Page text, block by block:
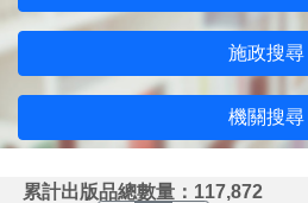
施政搜尋
機關搜尋
累計出版品總數量：117,872